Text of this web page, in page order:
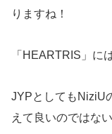
りますね！
「HEARTRIS」に
JYPとしてもNiziU
えて良いのではな